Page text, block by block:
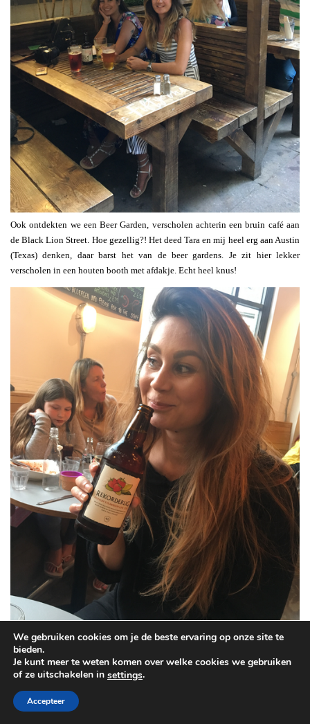
Ook ontdekten we een Beer Garden, verscholen achterin een bruin café aan
de Black Lion Street. Hoe gezellig?! Het deed Tara en mij heel erg aan Austin
(Texas) denken, daar barst het van de beer gardens. Je zit hier lekker
verscholen in een houten booth met afdakje. Echt heel knus!
alcoholische versnapering. In Nederland kun je vaak alleen kiezen uit Jillz of
Kriek, maar in Brighton hadden ze veel meer keuze! Dit Rekorderlig Cider
We gebruiken cookies om je de beste ervaring op onze site te
bieden.
Je kunt meer te weten komen over welke cookies we gebruiken
of ze uitschakelen in settings.
Accepteer